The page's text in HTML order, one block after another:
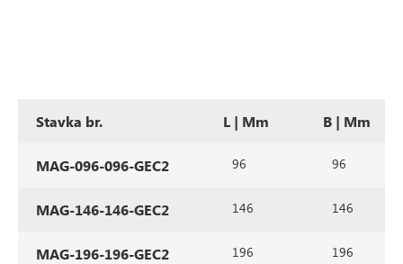
Stavka br. L | Mm B | Mm
MAG-096-096-GEC2 96 96
MAG-146-146-GEC2 146 146
MAG-196-196-GEC2 196 196